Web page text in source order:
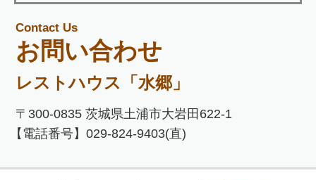
Contact Us
お問い合わせ
レストハウス「水郷」
〒300-0835 茨城県土浦市大岩田622-1
【電話番号】029-824-9403(直)